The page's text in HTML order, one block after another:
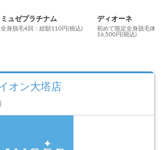
ミュゼプラチナム
全身脱毛4回：総額110円(税込)
ディオーネ
初めて限定全身脱毛体
16,500円(税込)
オン大塔店